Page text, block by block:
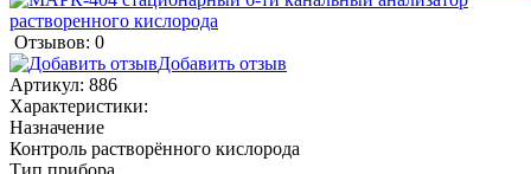
Отзывов: 0
Добавить отзыв
Артикул: 886
Характеристики:
Назначение
Контроль растворённого кислорода
Тип прибора